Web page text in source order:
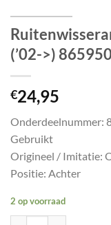
(’02->)
€24,95
Onderdeelnummer:
Gebruikt
Origineel / Imitatie:
Positie: Achter
2 op voorraad